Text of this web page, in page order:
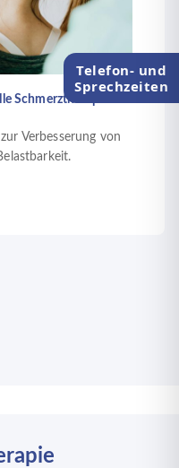
Schmerztherapie
Verbesserung von
Telefon- und
Sprechzeiten